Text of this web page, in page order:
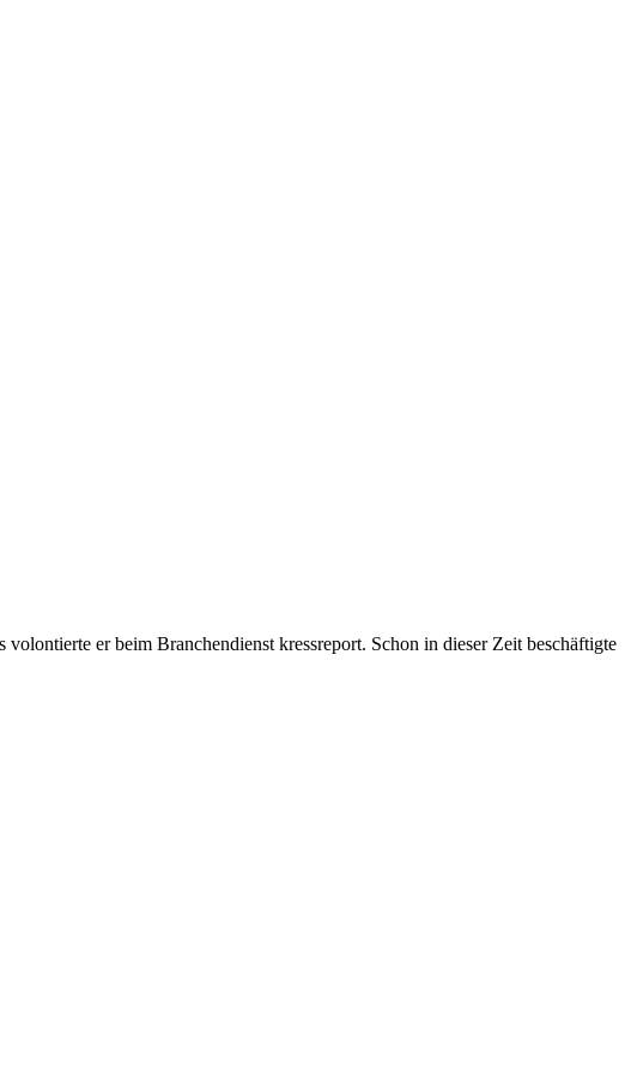
er beim Branchendienst kressreport. Schon in dieser Zeit beschäftigte